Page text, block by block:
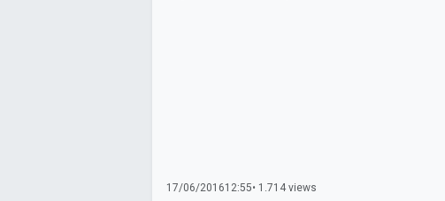
17/06/201612:55• 1.714 views